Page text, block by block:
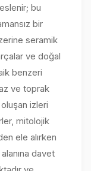
bu
bir
seramik
ve doğal
benzeri
ve toprak
oluşan izleri
mitolojik
ele alırken
davet